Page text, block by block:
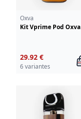
Oxva
Kit Vprime Pod Oxva
29.92 €
6 variantes